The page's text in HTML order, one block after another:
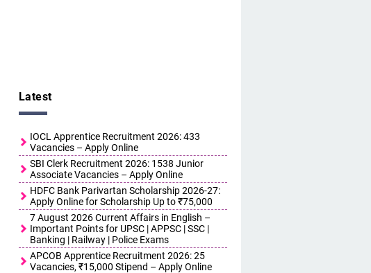
Latest
IOCL Apprentice Recruitment 2026: 433
Vacancies – Apply Online
SBI Clerk Recruitment 2026: 1538 Junior
Associate Vacancies – Apply Online
HDFC Bank Parivartan Scholarship 2026-27:
Apply Online for Scholarship Up to ₹75,000
7 August 2026 Current Affairs in English –
Important Points for UPSC | APPSC | SSC |
Banking | Railway | Police Exams
APCOB Apprentice Recruitment 2026: 25
Vacancies, ₹15,000 Stipend – Apply Online